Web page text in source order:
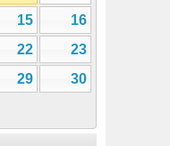
15
16
22
23
29
30